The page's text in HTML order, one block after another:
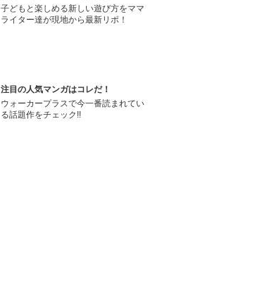
子どもと楽しめる新しい遊び方をママ
ライター達が現地から最新リポ！
注目の人気マンガはコレだ！
ウォーカープラスで今一番読まれてい
る話題作をチェック!!